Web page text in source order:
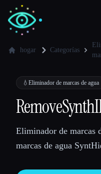
💻Desarrolladores
🎓Estudiantes
hogar Categorías
💧 Eliminador de marcas de agua
Eliminador de marcas
marcas de agua